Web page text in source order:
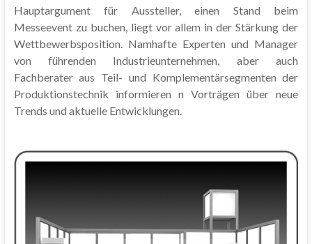
Hauptargument für Aussteller, einen Stand beim
Messeevent zu buchen, liegt vor allem in der Stärkung der
Wettbewerbsposition. Namhafte Experten und Manager
von führenden Industrieunternehmen, aber auch
Fachberater aus Teil- und Komplementärsegmenten der
Produktionstechnik informieren n Vorträgen über neue
Trends und aktuelle Entwicklungen.